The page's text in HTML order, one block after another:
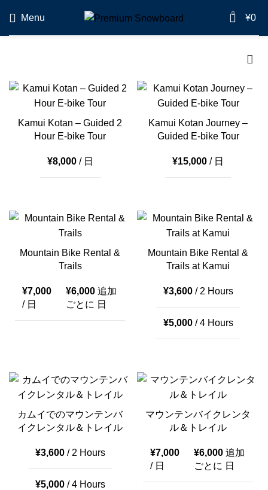
Menu 0 ¥0
Kamui Kotan – Guided 2
Hour E-bike Tour
¥8,000/ 日
Kamui Kotan Journey –
Guided E-bike Tour
¥15,000 / 日
Mountain Bike Rental &
Trails
¥7,000
/ 日
¥6,000 追加
ごとに 日
Mountain Bike Rental &
Trails at Kamui
¥3,600/ 2 Hours
¥5,000/ 4 Hours
カムイでのマウンテンバ
イクレンタル＆トレイル
¥3,600/ 2 Hours
¥5,000/ 4 Hours
マウンテンバイクレンタ
ル＆トレイル
¥7,000
/ 日
¥6,000 追加
ごとに 日